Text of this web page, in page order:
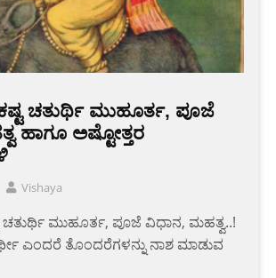
ಚತುರ್ಥಿ ಮುಹೂರ್ತ, ಪೂಜೆ
ಹಾಗೂ ಅಷ್ಟೋತ್ತರ
Vishaya
ಚತುರ್ಥಿ ಮುಹೂರ್ತ, ಪೂಜೆ ವಿಧಾನ, ಮಹತ್ವ..!
ಎಂದರೆ ತೊಂದರೆಗಳನ್ನು ನಾಶ ಮಾಡುವ